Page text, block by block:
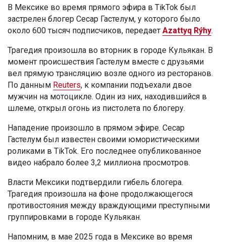
В Мексике во время прямого эфира в TikTok был
застрелен блогер Сесар Гастелум, у которого было
около 600 тысяч подписчиков, передает Azattyq Rýhy.
Трагедия произошла во вторник в городе Кульякан. В
момент происшествия Гастелум вместе с друзьями
вел прямую трансляцию возле одного из ресторанов.
По данным Reuters, к компании подъехали двое
мужчин на мотоцикле. Один из них, находившийся в
шлеме, открыл огонь из пистолета по блогеру.
Нападение произошло в прямом эфире. Сесар
Гастелум был известен своими юмористическими
роликами в TikTok. Его последнее опубликованное
видео набрало более 3,2 миллиона просмотров.
Власти Мексики подтвердили гибель блогера.
Трагедия произошла на фоне продолжающегося
противостояния между враждующими преступными
группировками в городе Кульякан.
Напомним, в мае 2025 года в Мексике во время